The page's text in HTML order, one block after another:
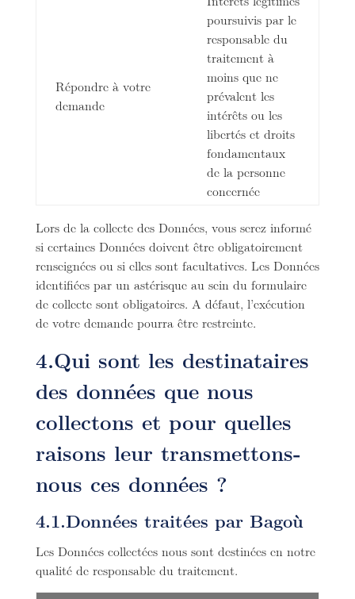
Répondre à votre
demande
poursuivis par le
responsable du
traitement à
moins que ne
prévalent les
intérêts ou les
libertés et droits
fondamentaux
de la personne
concernée
Lors de la collecte des Données, vous serez informé
si certaines Données doivent être obligatoirement
renseignées ou si elles sont facultatives. Les Données
identifiées par un astérisque au sein du formulaire
de collecte sont obligatoires. A défaut, l’exécution
de votre demande pourra être restreinte.
4.Qui sont les destinataires
des données que nous
collectons et pour quelles
raisons leur transmettons-
nous ces données ?
4.1.Données traitées par Bagoù
Les Données collectées nous sont destinées en notre
qualité de responsable du traitement.